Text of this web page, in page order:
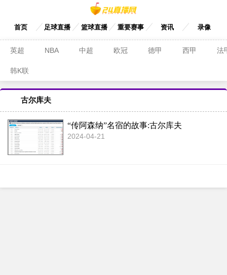
首页 足球直播 篮球直播 重要赛事 资讯 录像
英超 NBA 中超 欧冠 德甲 西甲 法
韩K联
古尔库夫
“传阿森纳”名宿的故事:古尔库夫
2024-04-21